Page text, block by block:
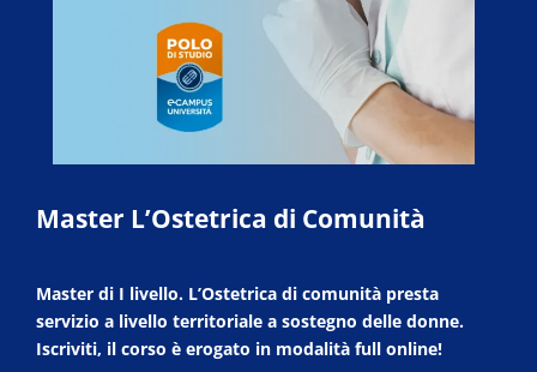
Master L’Ostetrica di Comunità
Master di I livello. L’Ostetrica di comunità presta
servizio a livello territoriale a sostegno delle donne.
Iscriviti, il corso è erogato in modalità full online!